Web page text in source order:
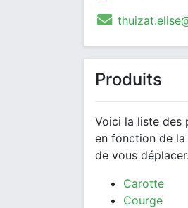
Produits
Voici la liste des
en fonction de la
de vous déplacer.
Carotte
Courge